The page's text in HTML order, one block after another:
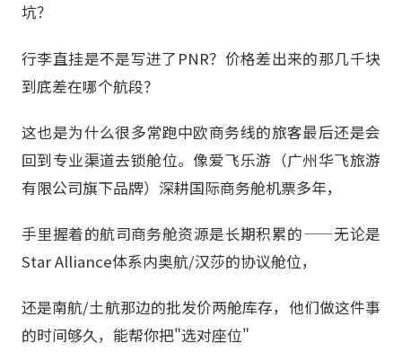
坑？
行李直挂是不是写进了PNR？价格差出来的那几千块
到底差在哪个航段？
这也是为什么很多常跑中欧商务线的旅客最后还是会
回到专业渠道去锁舱位。像爱飞乐游（广州华飞旅游
有限公司旗下品牌）深耕国际商务舱机票多年，
手里握着的航司商务舱资源是长期积累的——无论是
Star Alliance体系内奥航/汉莎的协议舱位，
还是南航/土航那边的批发价两舱库存，他们做这件事
的时间够久，能帮你把"选对座位"